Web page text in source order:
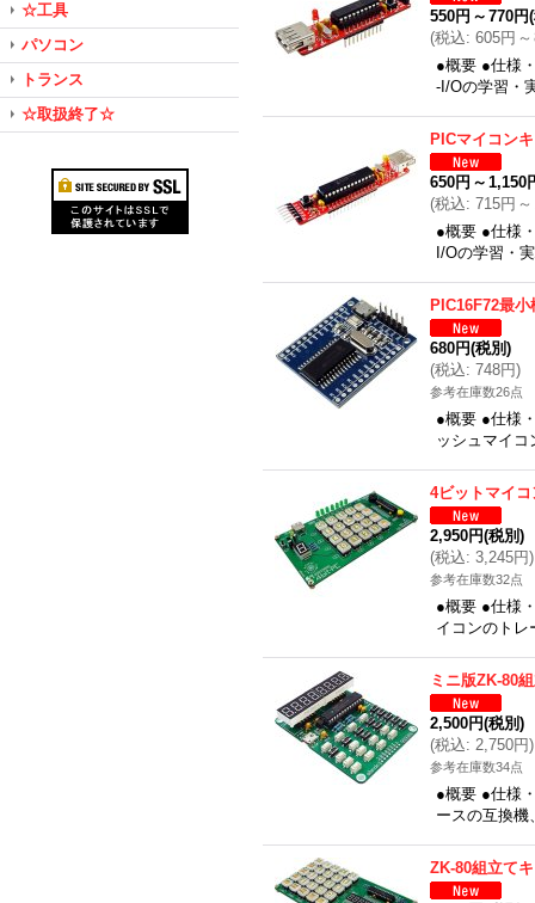
☆工具
パソコン
トランス
☆取扱終了☆
550円 ～ 770円
(税込: 605円 ～
●概要 ●仕様
-I/Oの学習・
PICマイコン
650円 ～ 1,150
(税込: 715円 ～
●概要 ●仕様
I/Oの学習・
PIC16F72最
680円(税別)
(税込: 748円)
参考在庫数26点
●概要 ●仕様
ッシュマイ
4ビットマイ
2,950円(税別)
(税込: 3,245円)
参考在庫数32点
●概要 ●仕様
イコンのト
ミニ版ZK-80
2,500円(税別)
(税込: 2,750円)
参考在庫数34点
●概要 ●仕様
ースの互換
ZK-80組立て